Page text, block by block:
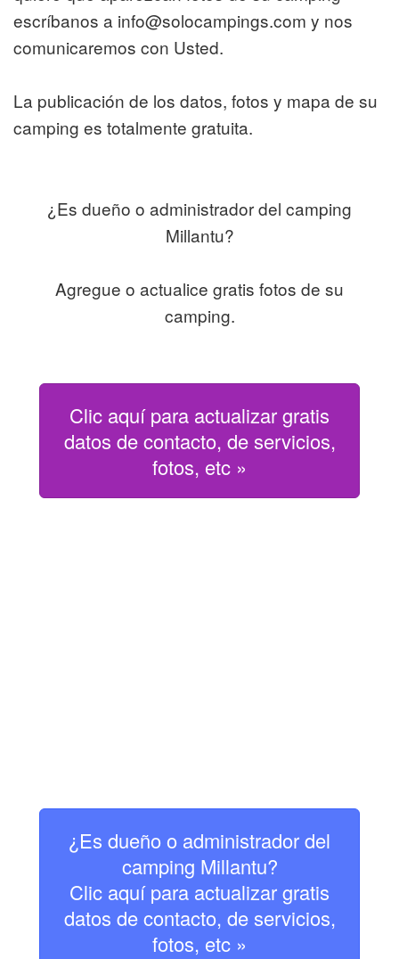
escríbanos a info@solocampings.com y nos
comunicaremos con Usted.
La publicación de los datos, fotos y mapa de su
camping es totalmente gratuita.
¿Es dueño o administrador del camping
Millantu?
Agregue o actualice gratis fotos de su
camping.
Clic aquí para actualizar gratis
datos de contacto, de servicios,
fotos, etc »
¿Es dueño o administrador del
camping Millantu?
Clic aquí para actualizar gratis
datos de contacto, de servicios,
fotos, etc »